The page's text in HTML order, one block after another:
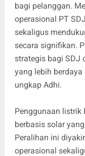
bagi pelanggan.
operasional PT
sekaligus
secara signifikan.
strategis bagi SDJ
yang lebih
ungkap Adhi.
Penggunaan listrik
berbasis solar
Peralihan ini
operasional